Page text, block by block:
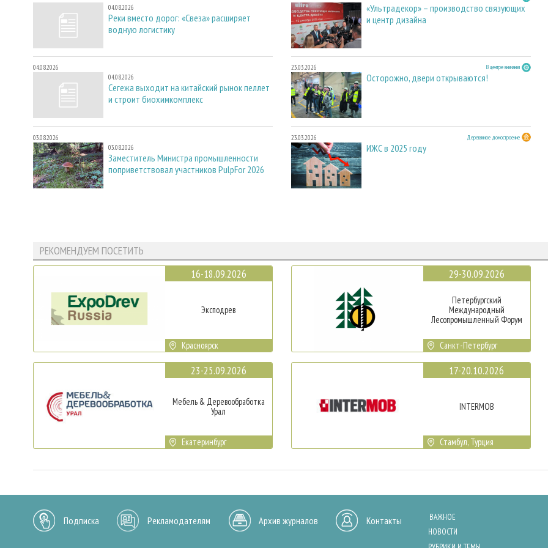
04.08.2026
Реки вместо дорог: «Свеза» расширяет
водную логистику
04.08.2026
04.08.2026
Сегежа выходит на китайский рынок пеллет
и строит биохимкомплекс
03.08.2026
03.08.2026
Заместитель Министра промышленности
поприветствовал участников PulpFor 2026
«Ультрадекор» – производство связующих
и центр дизайна
23.03.2026 В центре внимания
Осторожно, двери открываются!
23.03.2026 Деревянное домостроение
ИЖС в 2025 году
РЕКОМЕНДУЕМ ПОСЕТИТЬ
16-18.09.2026
Эксподрев
Красноярск
23-25.09.2026
Мебель & Деревообработка
Урал
Екатеринбург
29-30.09.2026
Петербургский
Международный
Лесопромышленный Форум
Санкт-Петербург
17-20.10.2026
INTERMOB
Стамбул, Турция
Подписка Рекламодателям Архив журналов Контакты
ВАЖНОЕ
НОВОСТИ